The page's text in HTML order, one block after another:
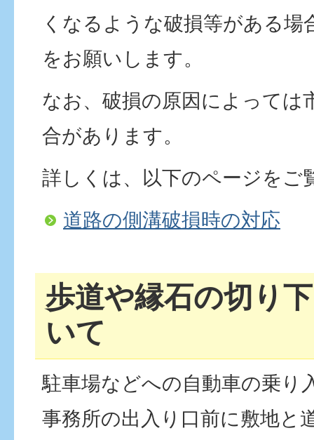
くなるような破損等がある場
をお願いします。
なお、破損の原因によっては
合があります。
詳しくは、以下のページをご
道路の側溝破損時の対応
歩道や縁石の切り
いて
駐車場などへの自動車の乗り
事務所の出入り口前に敷地と